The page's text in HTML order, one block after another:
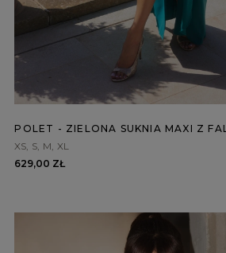
NA PLECACH
KWADRATOWY
KOPERTOWY
KARO
ASYMETRYCZNY
CARMEN
POLET - ZIELONA SUKNIA MAXI Z
XS S M XL
629,00 ZŁ